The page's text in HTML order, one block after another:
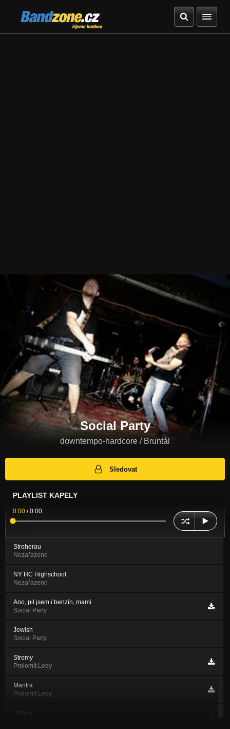
Bandzone.cz
žijeme hudbou
Social Party
downtempo-hardcore / Bruntál
Sledovat
PLAYLIST KAPELY
0:00 /0:00
Stroherau
Nezařazeno
NY HC Highschool
Nezařazeno
Ano, pil jsem i benzín, mami
Social Party
Jewish
Social Party
Stromy
Prolomit Ledy
Mantra
Prolomit Ledy
Utrpení